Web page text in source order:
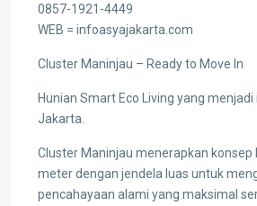
0857-1921-4449
WEB = infoasyajakarta.com
Cluster Maninjau – Ready to Move In
Hunian Smart Eco Living yang menjadi
Jakarta.
Cluster Maninjau menerapkan konsep
meter dengan jendela luas untuk
pencahayaan alami yang maksimal